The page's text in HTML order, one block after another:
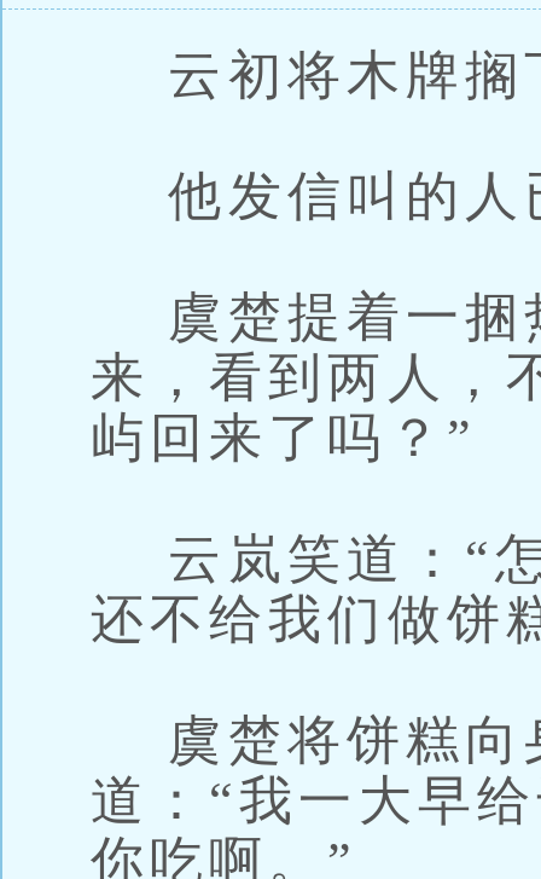
云初将木牌搁
他发信叫的人
虞楚提着一捆
来，看到两人，
屿回来了吗？”
云岚笑道：“
还不给我们做饼
虞楚将饼糕向
道：“我一大早
你吃啊。”